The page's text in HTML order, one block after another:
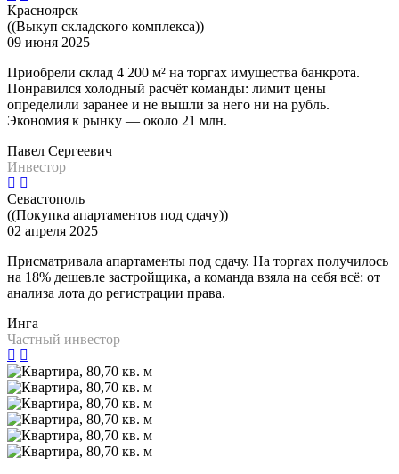
Красноярск
((Выкуп складского комплекса))
09 июня 2025
Приобрели склад 4 200 м² на торгах имущества банкрота.
Понравился холодный расчёт команды: лимит цены
определили заранее и не вышли за него ни на рубль.
Экономия к рынку — около 21 млн.
Павел Сергеевич
Инвестор
Севастополь
((Покупка апартаментов под сдачу))
02 апреля 2025
Присматривала апартаменты под сдачу. На торгах получилось
на 18% дешевле застройщика, а команда взяла на себя всё: от
анализа лота до регистрации права.
Инга
Частный инвестор